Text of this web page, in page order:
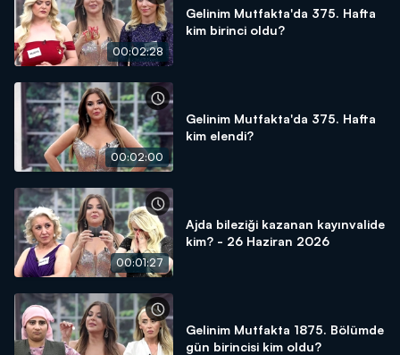
00:02:28
Gelinim Mutfakta'da 375. Hafta
kim birinci oldu?
00:02:00
Gelinim Mutfakta'da 375. Hafta
kim elendi?
00:01:27
Ajda bileziği kazanan kayınvalide
kim? - 26 Haziran 2026
Gelinim Mutfakta 1875. Bölümde
gün birincisi kim oldu?